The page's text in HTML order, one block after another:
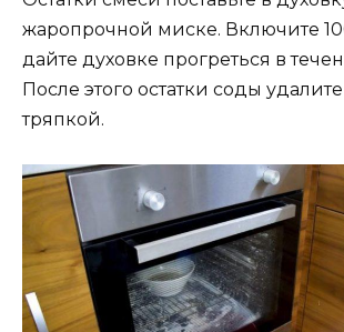
жаропрочной миске. Включите
дайте духовке прогреться в
После этого остатки соды
тряпкой.